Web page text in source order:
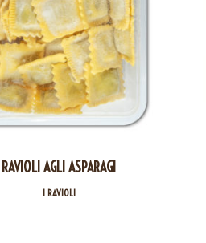
RAVIOLI AGLI ASPARAGI
I RAVIOLI